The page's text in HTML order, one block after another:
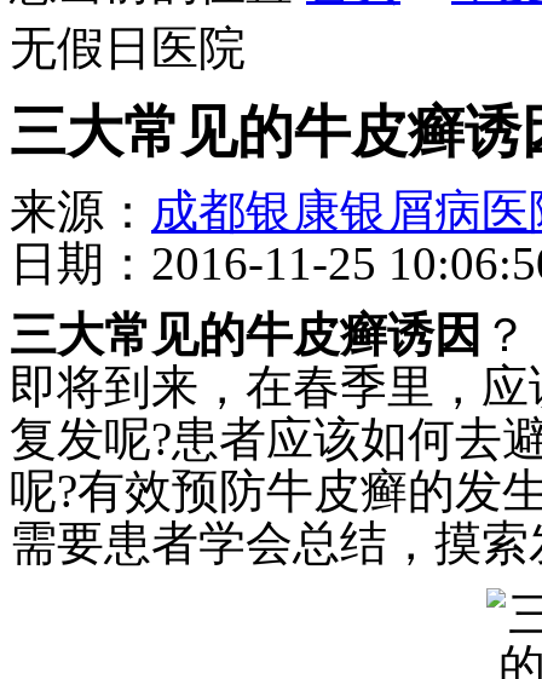
无假日医院
三大常见的牛皮癣诱
来源： 成都银康银屑病医
日期：2016-11-25
三大常见的牛皮癣诱因
即将到来，在春季里，
复发呢?患者应该如何去
呢?有效预防牛皮癣的发
需要患者学会总结，摸